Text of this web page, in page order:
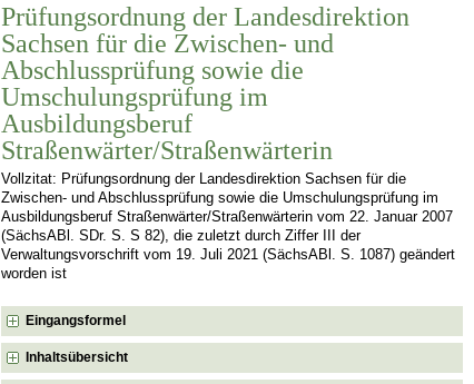
Prüfungsordnung der Landesdirektion
Sachsen für die Zwischen- und
Abschlussprüfung sowie die
Umschulungsprüfung im
Ausbildungsberuf
Straßenwärter/Straßenwärterin
Vollzitat: Prüfungsordnung der Landesdirektion Sachsen für die
Zwischen- und Abschlussprüfung sowie die Umschulungsprüfung im
Ausbildungsberuf Straßenwärter/Straßenwärterin vom 22. Januar 2007
(SächsABl. SDr. S. S 82), die zuletzt durch Ziffer III der
Verwaltungsvorschrift vom 19. Juli 2021 (SächsABl. S. 1087) geändert
worden ist
Eingangsformel
Inhaltsübersicht